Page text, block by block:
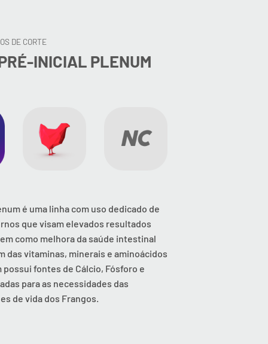
DE CORTE
INICIAL PLENUM
é uma linha com uso dedicado de
que visam elevados resultados
como melhora da saúde intestinal
das vitaminas, minerais e aminoácidos
possui fontes de Cálcio, Fósforo e
para as necessidades das
de vida dos Frangos.